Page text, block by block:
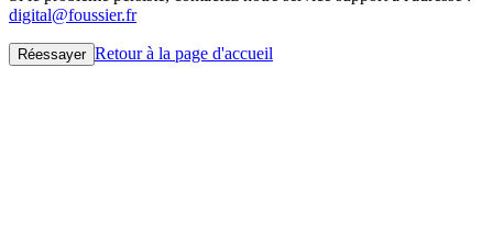
digital@foussier.fr
Réessayer Retour à la page d'accueil